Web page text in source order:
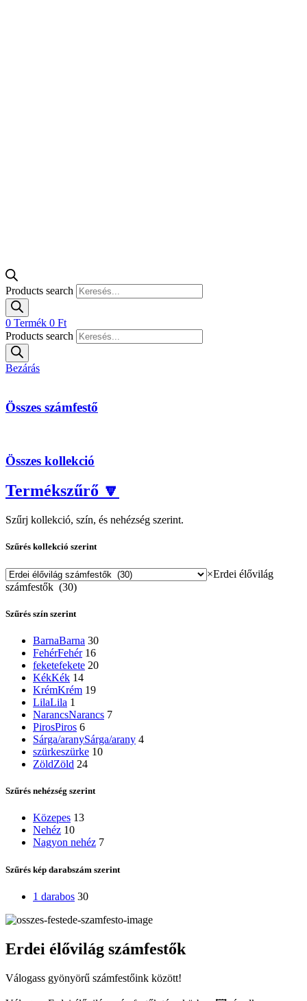
Products search
0 Termék 0 Ft
Products search
Bezárás
Összes számfestő
Összes kollekció
Termékszűrő 🔽
Szűrj kollekció, szín, és nehézség szerint.
Szűrés kollekció szerint
×Erdei élővilág
számfestők (30)
Szűrés szín szerint
BarnaBarna 30
FehérFehér 16
feketefekete 20
KékKék 14
KrémKrém 19
LilaLila 1
NarancsNarancs 7
PirosPiros 6
Sárga/aranySárga/arany 4
szürkeszürke 10
ZöldZöld 24
Szűrés nehézség szerint
Közepes 13
Nehéz 10
Nagyon nehéz 7
Szűrés kép darabszám szerint
1 darabos 30
Erdei élővilág számfestők
Válogass gyönyörű számfestőink között!